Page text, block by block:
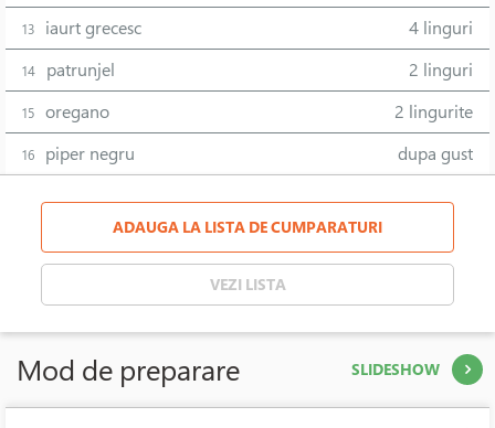
13 iaurt grecesc 4 linguri
14 patrunjel 2 linguri
15 oregano 2 lingurite
16 piper negru dupa gust
ADAUGA LA LISTA DE CUMPARATURI
VEZI LISTA
Mod de preparare SLIDESHOW